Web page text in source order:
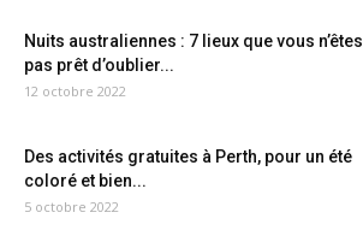
Nuits australiennes : 7 lieux que vous n’êtes
pas prêt d’oublier...
12 octobre 2022
Des activités gratuites à Perth, pour un été
coloré et bien...
5 octobre 2022